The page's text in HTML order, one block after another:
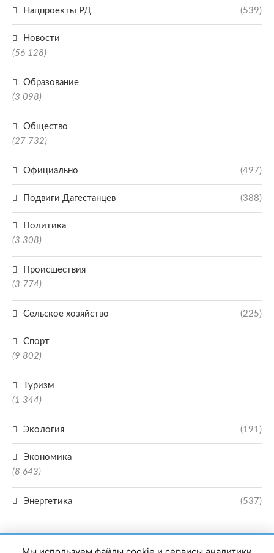
Нацпроекты РД (539)
Новости
(56 128)
Образование
(3 098)
Общество
(27 732)
Официально (497)
Подвиги Дагестанцев (388)
Политика
(3 308)
Происшествия
(3 774)
Сельское хозяйство (225)
Спорт
(9 802)
Туризм
(1 344)
Экология (191)
Экономика
(8 643)
Энергетика (537)